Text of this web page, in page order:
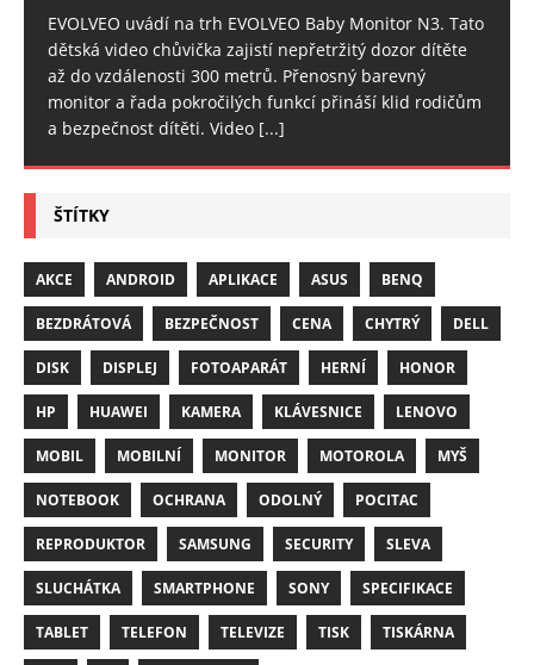
EVOLVEO uvádí na trh EVOLVEO Baby Monitor N3. Tato
dětská video chůvička zajistí nepřetržitý dozor dítěte
až do vzdálenosti 300 metrů. Přenosný barevný
monitor a řada pokročilých funkcí přináší klid rodičům
a bezpečnost dítěti. Video [...]
ŠTÍTKY
AKCE ANDROID APLIKACE ASUS BENQ
BEZDRÁTOVÁ BEZPEČNOST CENA CHYTRÝ DELL
DISK DISPLEJ FOTOAPARÁT HERNÍ HONOR
HP HUAWEI KAMERA KLÁVESNICE LENOVO
MOBIL MOBILNÍ MONITOR MOTOROLA MYŠ
NOTEBOOK OCHRANA ODOLNÝ POCITAC
REPRODUKTOR SAMSUNG SECURITY SLEVA
SLUCHÁTKA SMARTPHONE SONY SPECIFIKACE
TABLET TELEFON TELEVIZE TISK TISKÁRNA